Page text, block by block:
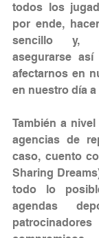
todos los
por ende,
sencillo y,
asegurarse
afectarnos en
en nuestro día a
También a
agencias de
caso, cuento
Sharing
todo lo
agendas